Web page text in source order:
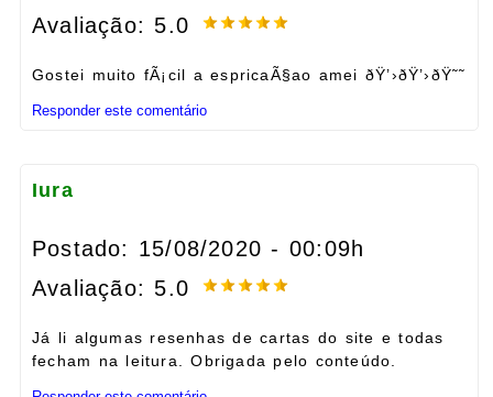
Avaliação: 5.0
Gostei muito fÃ¡cil a espricaÃ§ao amei ðŸ’›ðŸ’›ðŸ˜˜
Responder este comentário
Iura
Postado: 15/08/2020 - 00:09h
Avaliação: 5.0
Já li algumas resenhas de cartas do site e todas
fecham na leitura. Obrigada pelo conteúdo.